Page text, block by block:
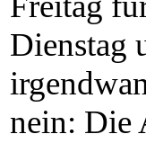
Dienstag
nein: Die